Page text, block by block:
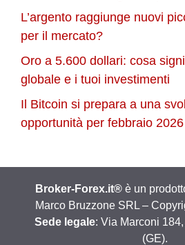
L’argento raggiunge nuovi
per il mercato?
Oro a 5.600 dollari: cosa
globale e i tuoi investimenti
Il Bitcoin si prepara a una
opportunità per febbraio 2026
Broker-Forex.it® è un
Marco Bruzzone SRL –
Sede legale: Via Marconi
(GE).